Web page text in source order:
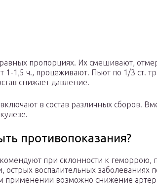
пропорциях. Их смешивают,
1-1,5 ч., процеживают. Пьют по 1/3 ст.
снижает давление.
в состав различных сборов.
противопоказания?
при склонности к
острых воспалительных заболеваниях
применении возможно снижение